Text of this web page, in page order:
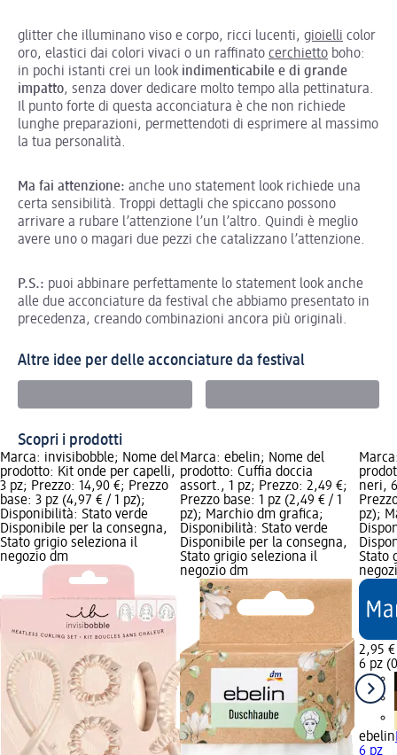
glitter che illuminano viso e corpo, ricci lucenti, gioielli color
oro, elastici dai colori vivaci o un raffinato cerchietto boho:
in pochi istanti crei un look indimenticabile e di grande
impatto, senza dover dedicare molto tempo alla pettinatura.
Il punto forte di questa acconciatura è che non richiede
lunghe preparazioni, permettendoti di esprimere al massimo
la tua personalità.
Ma fai attenzione: anche uno statement look richiede una
certa sensibilità. Troppi dettagli che spiccano possono
arrivare a rubare l’attenzione l’un l’altro. Quindi è meglio
avere uno o magari due pezzi che catalizzano l’attenzione.
P.S.: puoi abbinare perfettamente lo statement look anche
alle due acconciature da festival che abbiamo presentato in
precedenza, creando combinazioni ancora più originali.
Altre idee per delle acconciature da festival
Scopri i prodotti
Marca: invisibobble; Nome del
prodotto: Kit onde per capelli,
3 pz; Prezzo: 14,90 €; Prezzo
base: 3 pz (4,97 € / 1 pz);
Disponibilità: Stato verde
Disponibile per la consegna,
Stato grigio seleziona il
negozio dm
Marca: ebelin; Nome del
prodotto: Cuffia doccia
assort., 1 pz; Prezzo: 2,49 €;
Prezzo base: 1 pz (2,49 € / 1
pz); Marchio dm grafica;
Disponibilità: Stato verde
Disponibile per la consegna,
Stato grigio seleziona il
negozio dm
neri,
pz);
Stato
2,95 €
6 pz
ebelin
6 pz